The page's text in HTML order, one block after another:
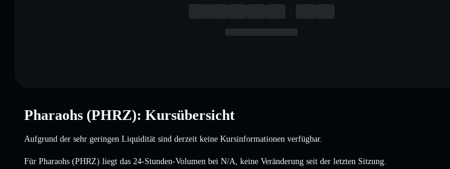
Pharaohs (PHRZ): Kursübersicht
Aufgrund der sehr geringen Liquidität sind derzeit keine Kursinformationen verfügbar.
Für Pharaohs (PHRZ) liegt das 24-Stunden-Volumen bei N/A keine Veränderung seit der letzten Sitzung.